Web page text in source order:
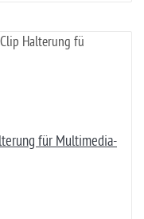
für Multimedia-